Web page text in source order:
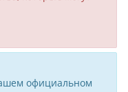
официальном